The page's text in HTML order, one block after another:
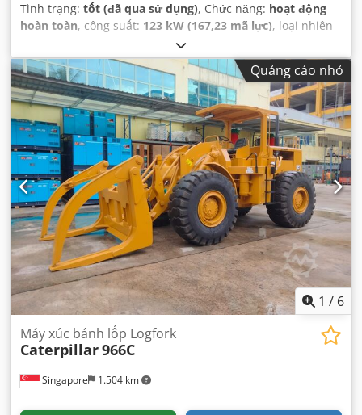
Tình trạng: tốt (đã qua sử dụng), Chức năng: hoạt động
hoàn toàn, công suất: 123 kW (167,23 mã lực), loại nhiên
, trọng lượng tổng cộng:
kg, số máy/phương tiện:JCP00107, Thiết bị:cabin,
Quảng cáo nhỏ
1 / 6
Singapore 1.504 km
Máy xúc bánh lốp Logfork
Caterpillar966C